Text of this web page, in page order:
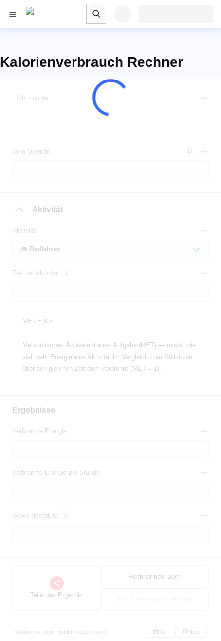
Kalorienverbrauch Rechner
Ich möchte
Dein Gewicht
Aktivität
Aktivität
Zeit der Aktivität
MET = 9.5
Metabolisches Äquivalent einer Aufgabe (MET) — misst, wie
viel mehr Energie eine Aktivität im Vergleich zum Stillsitzen
über den gleichen Zeitraum verbrennt (MET = 1).
Ergebnisse
Verbrannte Energie
Verbrannte Energie pro Stunde
Gewichtsverlust
Teile das Ergebnis
Rechner neu laden
Konnten wir dein Problem heute lösen? Ja Nein